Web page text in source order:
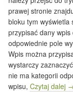
prawej stronie
bloku tym wyświetla
przypisać dany
odpowiednie pole
Wpis można
wystarczy
nie ma kategorii
wpisu,Czytaj dalej